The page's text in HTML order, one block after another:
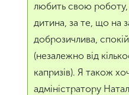
любить свою роботу,
дитина, за те, що на
доброзичлива,
(незалежно від
капризів). Я також
адміністратору